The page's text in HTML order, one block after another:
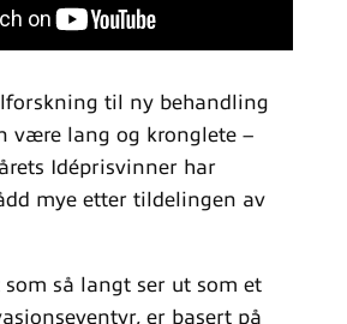
til ny behandling
være lang og kronglete –
Idéprisvinner har
mye etter tildelingen av
så langt ser ut som et
er basert på